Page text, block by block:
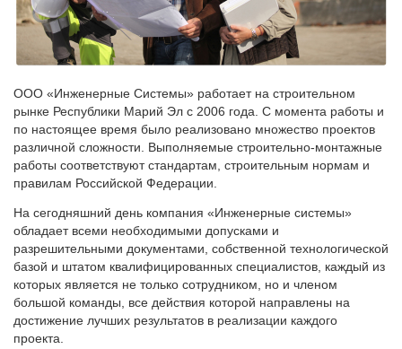
ООО «Инженерные Системы» работает на строительном
рынке Республики Марий Эл с 2006 года. С момента работы и
по настоящее время было реализовано множество проектов
различной сложности. Выполняемые строительно-монтажные
работы соответствуют стандартам, строительным нормам и
правилам Российской Федерации.
На сегодняшний день компания «Инженерные системы»
обладает всеми необходимыми допусками и
разрешительными документами, собственной технологической
базой и штатом квалифицированных специалистов, каждый из
которых является не только сотрудником, но и членом
большой команды, все действия которой направлены на
достижение лучших результатов в реализации каждого
проекта.